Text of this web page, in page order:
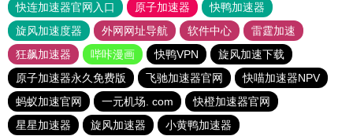
快连加速器官网入口
原子加速器
快鸭加速器
旋风加速度器
外网网址导航 软件中心
雷霆加速
狂飙加速器
哔咔漫画 快鸭VPN
旋风加速下载
原子加速器永久免费版
飞驰加速器官网
快喵加速器NPV
蚂蚁加速官网
一元机场. com
快橙加速器官网
星星加速器
旋风加速器 小黄鸭加速器